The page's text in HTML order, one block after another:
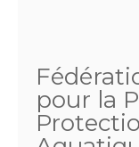
pour la